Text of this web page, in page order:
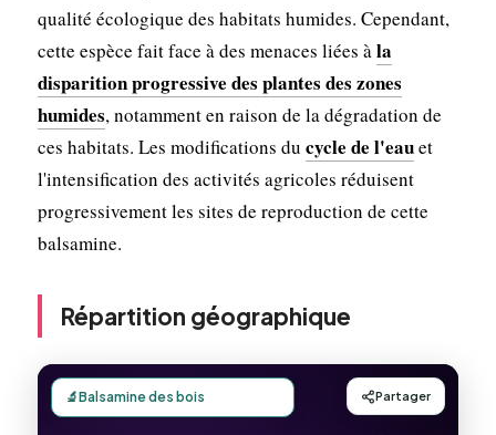
qualité écologique des habitats humides. Cependant,
cette espèce fait face à des menaces liées àla
disparition progressive des plantes des zones
humides, notamment en raison de la dégradation de
ces habitats. Les modifications du cycle de l'eauet
l'intensification des activités agricoles réduisent
progressivement les sites de reproduction de cette
balsamine.
Répartition géographique